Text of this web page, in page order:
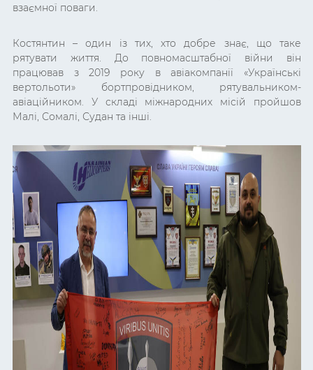
взаємної поваги.
Костянтин – один із тих, хто добре знає, що таке
рятувати життя. До повномасштабної війни він
працював з 2019 року в авіакомпанії «Українські
вертольоти» бортпровідником, рятувальником-
авіаційником. У складі міжнародних місій пройшов
Малі, Сомалі, Судан та інші.